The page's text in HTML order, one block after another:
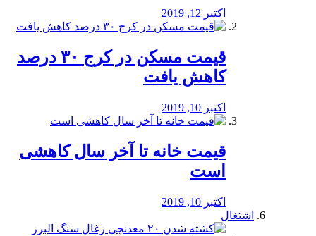
اکتبر 12, 2019
️قیمت مسکن در کرج ۳۰ درصد
کاهش یافت
اکتبر 10, 2019
قیمت خانه تا آخر سال کاهشی
است
اکتبر 10, 2019
اشتغال